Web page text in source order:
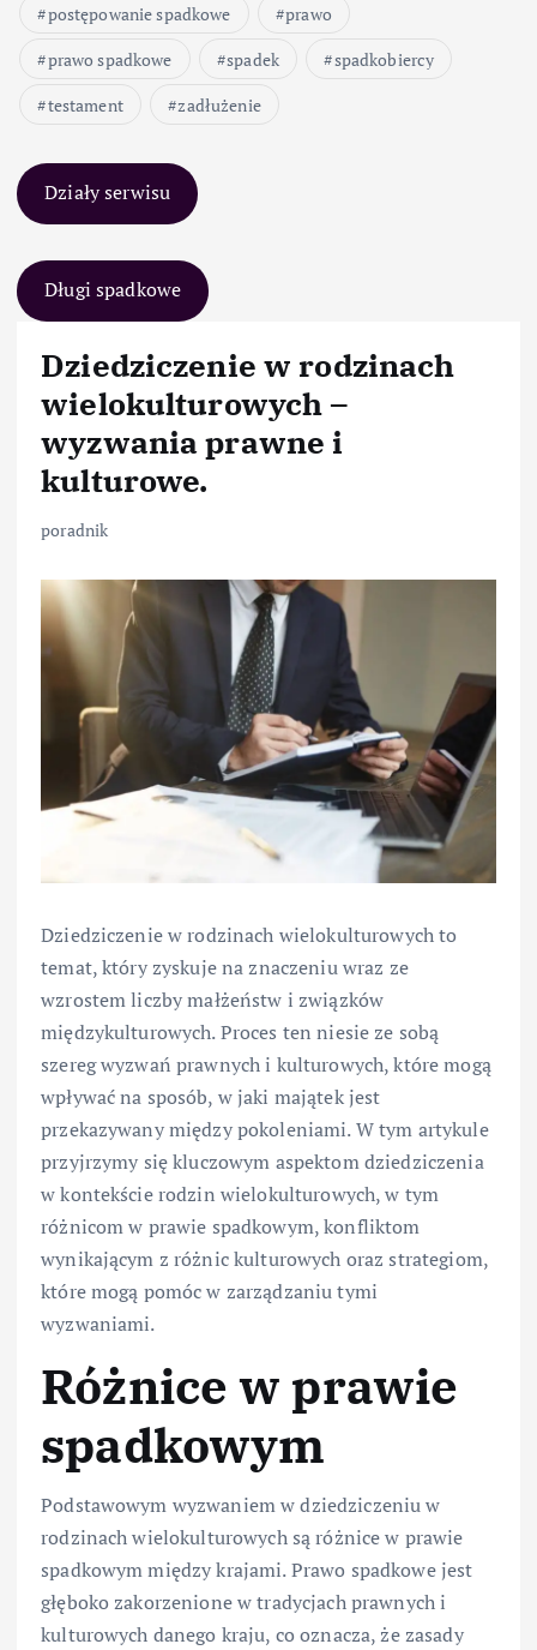
postępowanie spadkowe
prawo
prawo spadkowe
spadek
spadkobiercy
testament
zadłużenie
Działy serwisu
Długi spadkowe
Dziedziczenie w rodzinach
wielokulturowych –
wyzwania prawne i
kulturowe.
poradnik
Dziedziczenie w rodzinach wielokulturowych to
temat, który zyskuje na znaczeniu wraz ze
wzrostem liczby małżeństw i związków
międzykulturowych. Proces ten niesie ze sobą
szereg wyzwań prawnych i kulturowych, które mogą
wpływać na sposób, w jaki majątek jest
przekazywany między pokoleniami. W tym artykule
przyjrzymy się kluczowym aspektom dziedziczenia
w kontekście rodzin wielokulturowych, w tym
różnicom w prawie spadkowym, konfliktom
wynikającym z różnic kulturowych oraz strategiom,
które mogą pomóc w zarządzaniu tymi
wyzwaniami.
Różnice w prawie
spadkowym
Podstawowym wyzwaniem w dziedziczeniu w
rodzinach wielokulturowych są różnice w prawie
spadkowym między krajami. Prawo spadkowe jest
głęboko zakorzenione w tradycjach prawnych i
kulturowych danego kraju, co oznacza, że zasady